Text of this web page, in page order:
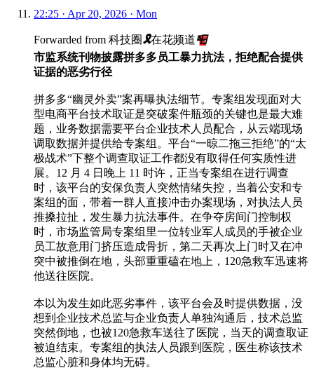
22:25 · Apr 20, 2026 · Mon
Forwarded from 科技圈🎗在花频道📮
市监系统刊物披露拼多多员工暴力抗法，拒绝配合提供
证据的恶劣行径
拼多多“幽灵外卖”案再曝执法细节。专案组发现面对大
型电商平台技术取证是突破案件瓶颈的关键也是最大难
题，业务数据需要平台企业技术人员配合，从云端现场
调取数据并提供给专案组。平台“一晾二拖三拒绝”的“太
极战术”下整个调查取证工作都没有取得任何实质性进
展。12 月 4 日晚上 11 时许，正当专案组在进行调查
时，该平台的安保负责人突然情绪失控，当着公安和专
案组的面，带着一群人直接冲击办案现场，对执法人员
推搡拉扯，发生暴力抗法事件。在争夺房间门控制权
时，市场监管局专案组里一位转业军人成员的手被企业
员工故意用门挤压造成骨折，第二天再次上门时又在冲
突中被推倒在地，头部重重磕在地上，120急救车迅速将
他送往医院。
本以为发生如此恶劣事件，该平台会及时提供数据，没
想到企业技术总监与企业负责人单独沟通后，技术总监
突然倒地，也被120急救车送往了医院，当天的调查取证
被迫结束。专案组的执法人员跟到医院，医生称该技术
总监心脏和身体均无碍。